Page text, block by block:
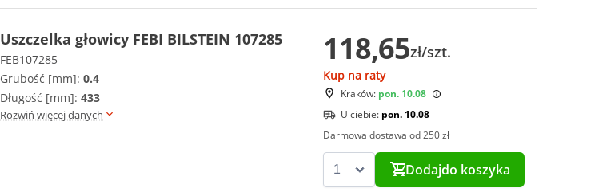
Uszczelka głowicy FEBI BILSTEIN 107285
FEB107285
Grubość [mm]: 0.4
Długość [mm]: 433
Rozwiń więcej danych
118,65zł/szt.
Kup na raty
Kraków: pon. 10.08
U ciebie: pon. 10.08
Darmowa dostawa od 250 zł
Dodajdo koszyka